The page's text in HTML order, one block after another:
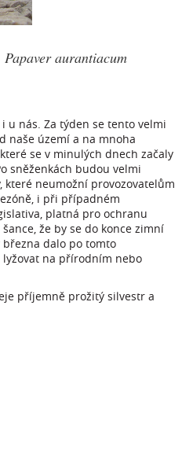
aurantiacum
u nás. Za týden se tento velmi
naše území a na mnoha
se v minulých dnech začaly
sněženkách budou velmi
neumožní provozovatelům
i při případném
platná pro ochranu
že by se do konce zimní
dalo po tomto
na přírodním nebo
příjemně prožitý silvestr a